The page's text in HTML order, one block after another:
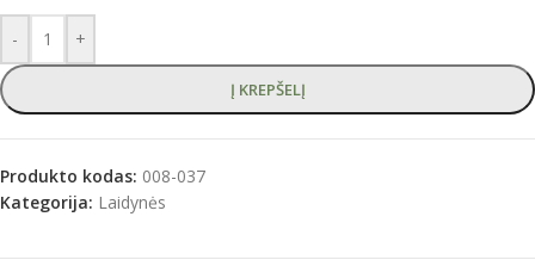
- +
Į KREPŠELĮ
Produkto kodas: 008-037
Kategorija: Laidynės